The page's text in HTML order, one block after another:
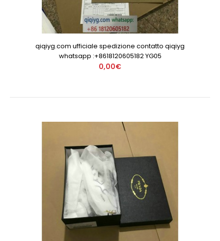
qiqiyg.com ufficiale spedizione contatto qiqiyg
whatsapp :+8618120605182 YG05
0,00€